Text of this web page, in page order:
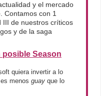
y el mercado
Contamos con 1
III de nuestros críticos
y de la saga
posible Season
quiera invertir a lo
menos guay que lo